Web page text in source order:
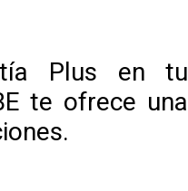
Plus en tu
te ofrece una